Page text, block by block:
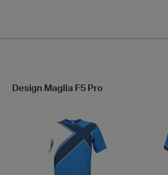
Design Maglia F5 Pro